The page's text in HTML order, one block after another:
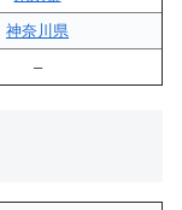
神奈川県
–